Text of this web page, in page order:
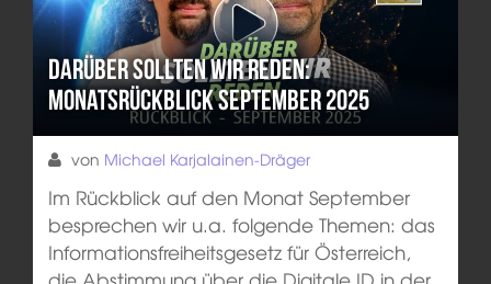
Darüber sollten wir reden:
Monatsrückblick September 2025
von Michael Karjalainen-Dräger
Im Rückblick auf den Monat September
besprechen wir u.a. folgende Themen: das
Informationsfreiheitsgesetz für Österreich,
die Abstimmung über die Digitale ID in der